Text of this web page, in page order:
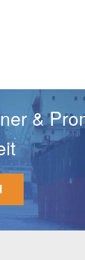
&